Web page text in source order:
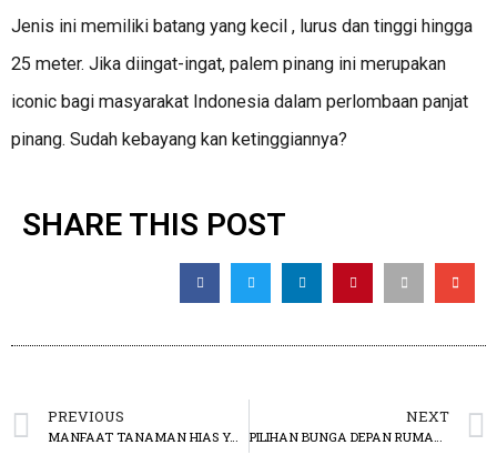
Jenis ini memiliki batang yang kecil , lurus dan tinggi hingga
25 meter. Jika diingat-ingat, palem pinang ini merupakan
iconic bagi masyarakat Indonesia dalam perlombaan panjat
pinang. Sudah kebayang kan ketinggiannya?
SHARE THIS POST
PREVIOUS
MANFAAT TANAMAN HIAS YANG PERLU DIKETAHUI
NEXT
PILIHAN BUNGA DEPAN RUMAH YANG MENARIK PERHATIAN